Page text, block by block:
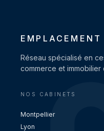
EMPLACEMENT
Réseau spécialisé en
commerce et immobilier
NOS CABINETS
Montpellier
Lyon